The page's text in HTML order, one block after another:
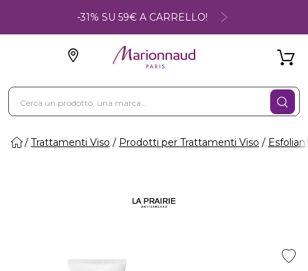
-31% SU 59€ A CARRELLO!
Trattamenti Viso Prodotti per Trattamenti Viso